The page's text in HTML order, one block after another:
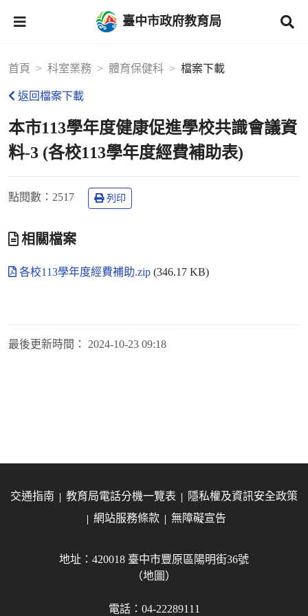
臺中市政府教育局
首頁 科室業務 體育保健科 檔案下載
返回檔案下載
本市113學年度健康促進學校共識會議資
料-3 (各校113學年度經費補助表)
點閱數 ：2517 列印
相關檔案
各校113學年度經費補助.zip (346.17 KB)
最後更新時間： 2024-10-23 09:18
交通指南 教育局電話分機一覽表
隱私權及資訊安全政策
網站服務條款
無障礙宣告
地址：420018 臺中市豐原區陽明街36號
（地圖）
電話：04-22289111